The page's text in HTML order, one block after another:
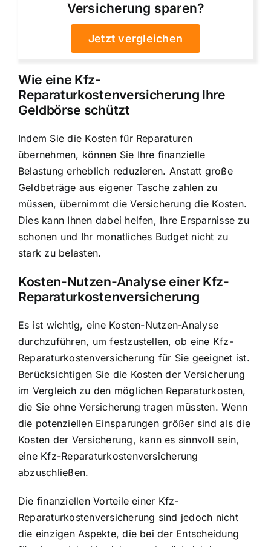
Versicherung sparen?
Jetzt vergleichen
Wie eine Kfz-
Reparaturkostenversicherung Ihre
Geldbörse schützt
Indem Sie die Kosten für Reparaturen
übernehmen, können Sie Ihre finanzielle
Belastung erheblich reduzieren. Anstatt große
Geldbeträge aus eigener Tasche zahlen zu
müssen, übernimmt die Versicherung die Kosten.
Dies kann Ihnen dabei helfen, Ihre Ersparnisse zu
schonen und Ihr monatliches Budget nicht zu
stark zu belasten.
Kosten-Nutzen-Analyse einer Kfz-
Reparaturkostenversicherung
Es ist wichtig, eine Kosten-Nutzen-Analyse
durchzuführen, um festzustellen, ob eine Kfz-
Reparaturkostenversicherung für Sie geeignet ist.
Berücksichtigen Sie die Kosten der Versicherung
im Vergleich zu den möglichen Reparaturkosten,
die Sie ohne Versicherung tragen müssten. Wenn
die potenziellen Einsparungen größer sind als die
Kosten der Versicherung, kann es sinnvoll sein,
eine Kfz-Reparaturkostenversicherung
abzuschließen.
Die finanziellen Vorteile einer Kfz-
Reparaturkostenversicherung sind jedoch nicht
die einzigen Aspekte, die bei der Entscheidung